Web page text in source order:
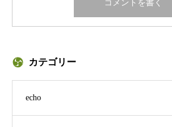
カテゴリー
echo